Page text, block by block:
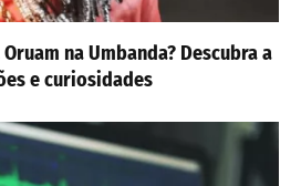
na Umbanda? Descubra a
e curiosidades